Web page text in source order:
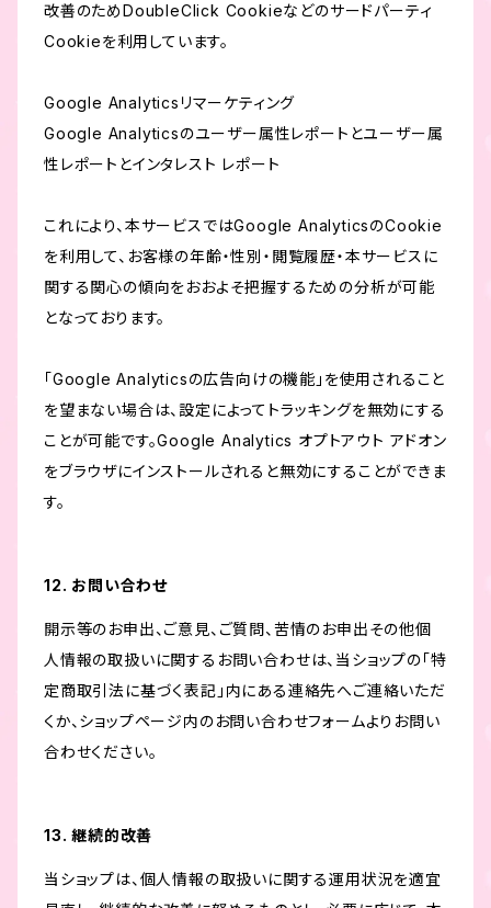
改善のためDoubleClick Cookieなどのサードパーティ
Cookieを利用しています。
Google Analyticsリマーケティング
Google Analyticsのユーザー属性レポートとユーザー属
性レポートとインタレスト レポート
これにより、本サービスではGoogle AnalyticsのCookie
を利用して、お客様の年齢・性別・閲覧履歴・本サービスに
関する関心の傾向をおおよそ把握するための分析が可能
となっております。
「Google Analyticsの広告向けの機能」を使用されること
を望まない場合は、設定によってトラッキングを無効にする
ことが可能です。Google Analytics オプトアウト アドオン
をブラウザにインストールされると無効にすることができま
す。
12. お問い合わせ
開示等のお申出、ご意見、ご質問、苦情のお申出その他個
人情報の取扱いに関するお問い合わせは、当ショップの「特
定商取引法に基づく表記」内にある連絡先へご連絡いただ
くか、ショップページ内のお問い合わせフォームよりお問い
合わせください。
13. 継続的改善
当ショップは、個人情報の取扱いに関する運用状況を適宜